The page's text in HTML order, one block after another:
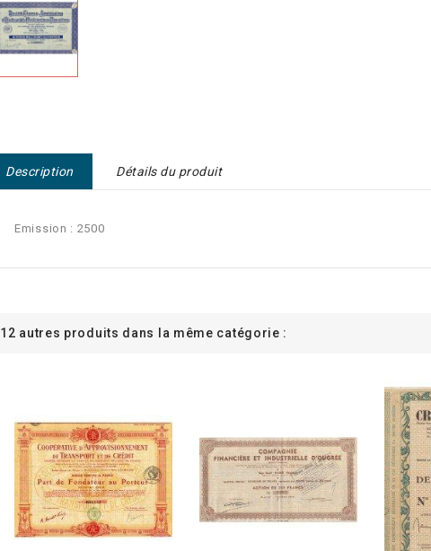
Description Détails du produit
Emission : 2500
12 autres produits dans la même catégorie :